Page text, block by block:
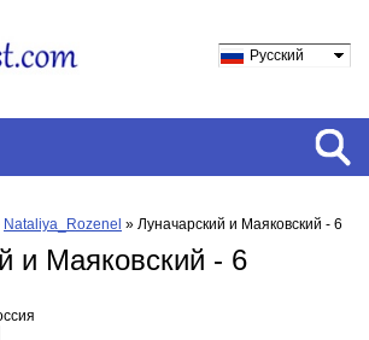
Русский
Nataliya_Rozenel » Луначарский и Маяковский - 6
и Маяковский - 6